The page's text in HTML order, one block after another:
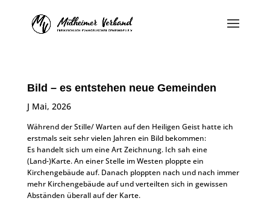
Bild – es entstehen neue Gemeinden
J Mai, 2026
Während der Stille/ Warten auf den Heiligen Geist hatte ich
erstmals seit sehr vielen Jahren ein Bild bekommen:
Es handelt sich um eine Art Zeichnung. Ich sah eine
(Land-)Karte. An einer Stelle im Westen ploppte ein
Kirchengebäude auf. Danach ploppten nach und nach immer
mehr Kirchengebäude auf und verteilten sich in gewissen
Abständen überall auf der Karte.